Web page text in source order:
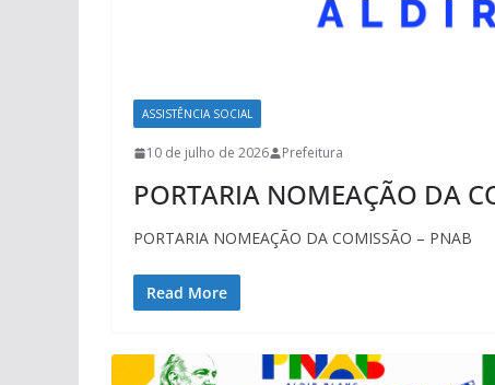
ASSISTÊNCIA SOCIAL
10 de julho de 2026 Prefeitura
PORTARIA NOMEAÇÃO DA
PORTARIA NOMEAÇÃO DA COMISSÃO – PNAB
Read More